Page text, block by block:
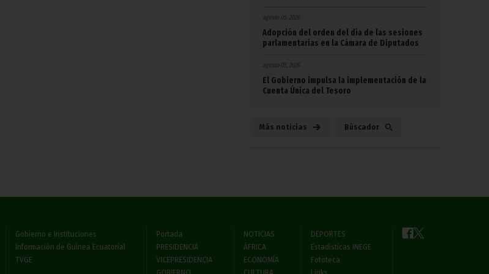
agosto 05, 2026
Adopción del orden del día de las sesiones
parlamentarias en la Cámara de Diputados
agosto 05, 2026
El Gobierno impulsa la implementación de la
Cuenta Única del Tesoro
Más noticias Búscador
Gobierno e Instituciones
Información de Guinea Ecuatorial
TVGE
Portada
PRESIDENCIA
VICEPRESIDENCIA
NOTICIAS
ÁFRICA
ECONOMÍA
DEPORTES
Estadísticas INEGE
Fototeca